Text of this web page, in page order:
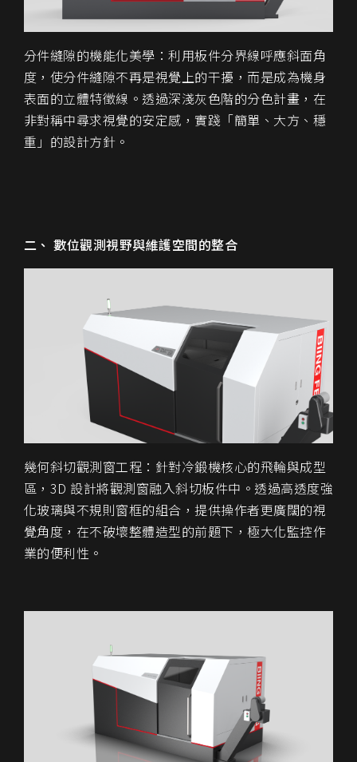
分件縫隙的機能化美學 ：利用板件分界線呼應斜面角
度，使分件縫隙不再是視覺上的干擾，而是成為機身
表面的立體特徵線 。透過深淺灰色階的分色計畫，在
非對稱中尋求視覺的安定感，實踐「簡單、大方、穩
重」的設計方針。
二、 數位觀測視野與維護空間的整合
幾何斜切觀測窗工程 ：針對冷鍛機核心的飛輪與成型
區，3D 設計將觀測窗融入斜切板件中。透過高透度強
化玻璃與不規則窗框的組合，提供操作者更廣闊的視
覺角度，在不破壞整體造型的前題下，極大化監控作
業的便利性。